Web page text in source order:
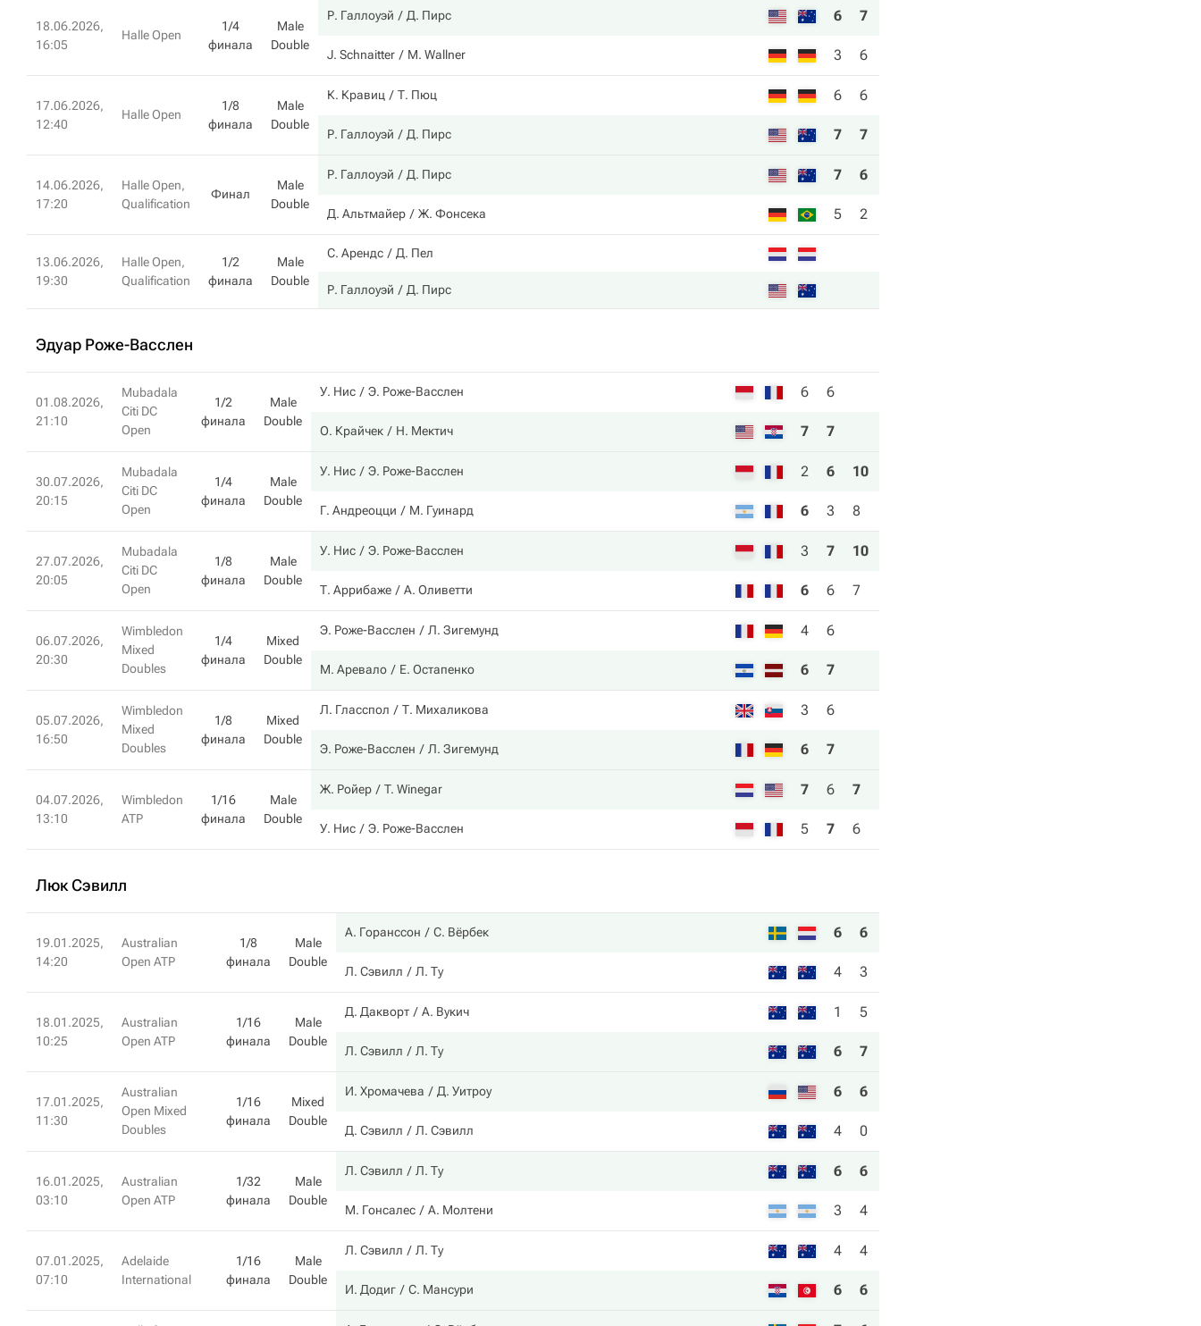
18.06.2026,
16:05
Halle Open
1/4
финала
Male
Double
Р. Галлоуэй Д. Пирс 6 7
J. Schnaitter M. Wallner 3 6
17.06.2026,
12:40
Halle Open
1/8
финала
Male
Double
К. Кравиц Т. Пюц 6 6
Р. Галлоуэй Д. Пирс 7 7
14.06.2026,
17:20
Halle Open,
Qualification
Финал
Male
Double
Р. Галлоуэй Д. Пирс 7 6
Д. Альтмайер Ж. Фонсека 5 2
13.06.2026,
19:30
Halle Open,
Qualification
1/2
финала
Male
Double
С. Арендс Д. Пел
Р. Галлоуэй Д. Пирс
Эдуар Роже-Васслен
01.08.2026,
21:10
Mubadala
Citi DC
Open
1/2
финала
Male
Double
У. Нис Э. Роже-Васслен 6 6
О. Крайчек Н. Мектич 7 7
30.07.2026,
20:15
Mubadala
Citi DC
Open
1/4
финала
Male
Double
У. Нис Э. Роже-Васслен 2 6 10
Г. Андреоцци М. Гуинард 6 3 8
27.07.2026,
20:05
Mubadala
Citi DC
Open
1/8
финала
Male
Double
У. Нис Э. Роже-Васслен 3 7 10
Т. Аррибаже А. Оливетти 6 6 7
06.07.2026,
20:30
Wimbledon
Mixed
Doubles
1/4
финала
Mixed
Double
Э. Роже-Васслен Л. Зигемунд 4 6
М. Аревало Е. Остапенко 6 7
05.07.2026,
16:50
Wimbledon
Mixed
Doubles
1/8
финала
Mixed
Double
Л. Гласспол Т. Михаликова 3 6
Э. Роже-Васслен Л. Зигемунд 6 7
04.07.2026,
13:10
Wimbledon
ATP
1/16
финала
Male
Double
Ж. Ройер T. Winegar 7 6 7
У. Нис Э. Роже-Васслен 5 7 6
Люк Сэвилл
19.01.2025,
14:20
Australian
Open ATP
1/8
финала
Male
Double
А. Горанссон С. Вёрбек 6 6
Л. Сэвилл Л. Ту 4 3
18.01.2025,
10:25
Australian
Open ATP
1/16
финала
Male
Double
Д. Дакворт А. Вукич 1 5
Л. Сэвилл Л. Ту 6 7
17.01.2025,
11:30
Australian
Open Mixed
Doubles
1/16
финала
Mixed
Double
И. Хромачева Д. Уитроу 6 6
Д. Сэвилл Л. Сэвилл 4 0
16.01.2025,
03:10
Australian
Open ATP
1/32
финала
Male
Double
Л. Сэвилл Л. Ту 6 6
М. Гонсалес А. Молтени 3 4
07.01.2025,
07:10
Adelaide
International
1/16
финала
Male
Double
Л. Сэвилл Л. Ту 4 4
И. Додиг С. Мансури 6 6